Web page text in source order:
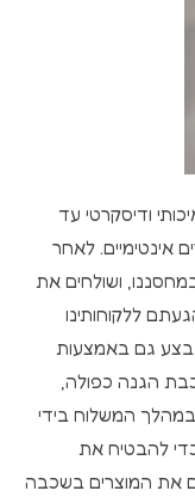
ודיסקרטי עד
אינטימיים. לאחר
ושולחים את
ללקוחותינו
גם באמצעות
הגנה כפולה,
המשלוח בידי
להבטיח את
את המוצרים בשכבה